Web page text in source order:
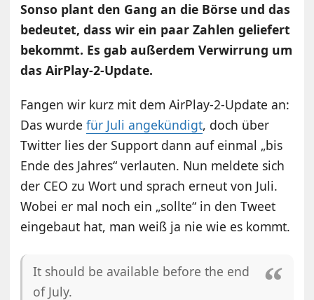
Sonso plant den Gang an die Börse und das
bedeutet, dass wir ein paar Zahlen geliefert
bekommt. Es gab außerdem Verwirrung um
das AirPlay-2-Update.
Fangen wir kurz mit dem AirPlay-2-Update an:
Das wurdefür Juli angekündigt, doch über
Twitter lies der Support dann auf einmal „bis
Ende des Jahres“ verlauten. Nun meldete sich
der CEO zu Wort und sprach erneut von Juli.
Wobei er mal noch ein „sollte“ in den Tweet
eingebaut hat, man weiß ja nie wie es kommt.
It should be available before the end
of July.